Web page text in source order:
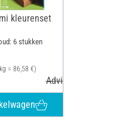
kleurenset
6 stukken
= 86,58 €)
Adviesprijs 12,99 €